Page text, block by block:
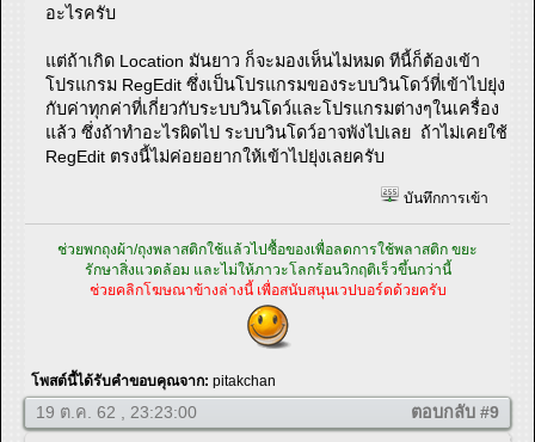
อะไรครับ
แต่ถ้าเกิด Location มันยาว ก็จะมองเห็นไม่หมด ทีนี้ก็ต้องเข้า
โปรแกรม RegEdit ซึ่งเป็นโปรแกรมของระบบวินโดว์ที่เข้าไปยุ่ง
กับค่าทุกค่าที่เกี่ยวกับระบบวินโดว์และโปรแกรมต่างๆในเครื่อง
แล้ว ซึ่งถ้าทำอะไรผิดไป ระบบวินโดว์อาจพังไปเลย ถ้าไม่เคยใช้
RegEdit ตรงนี้ไม่ค่อยอยากให้เข้าไปยุ่งเลยครับ
บันทึกการเข้า
ช่วยพกถุงผ้า/ถุงพลาสติกใช้แล้วไปซื้อของเพื่อลดการใช้พลาสติก ขยะ
รักษาสิ่งแวดล้อม และไม่ให้ภาวะโลกร้อนวิกฤติเร็วขึ้นกว่านี้
ช่วยคลิกโฆษณาข้างล่างนี้ เพื่อสนับสนุนเวปบอร์ดด้วยครับ
โพสต์นี้ได้รับคำขอบคุณจาก: pitakchan
19 ต.ค. 62 , 23:23:00 ตอบกลับ #9